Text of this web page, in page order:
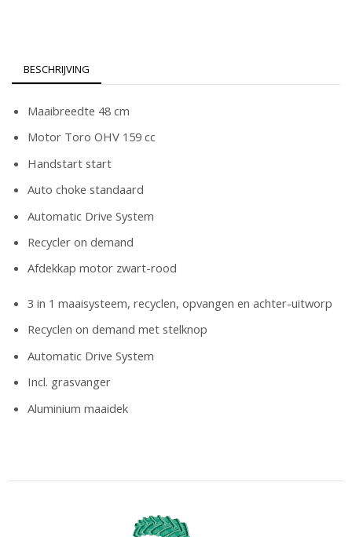
BESCHRIJVING
Maaibreedte 48 cm
Motor Toro OHV 159 cc
Handstart start
Auto choke standaard
Automatic Drive System
Recycler on demand
Afdekkap motor zwart-rood
3 in 1 maaisysteem, recyclen, opvangen en achter-uitworp
Recyclen on demand met stelknop
Automatic Drive System
Incl. grasvanger
Aluminium maaidek